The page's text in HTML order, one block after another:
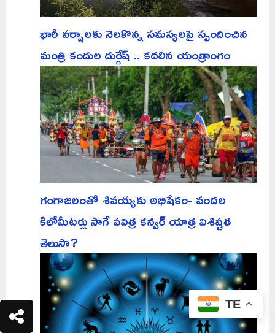
భారీ వర్షాలకు నెలకొన్న సమస్యలపై స్పందించిన
మంత్రి కందుల దుర్గేష్ .. కదలిన యంత్రాంగం
గంగాజలంతో శివయ్యకు అభిషేకం- వందల
కిలోమీటర్లు సాగే పవిత్ర కన్వర్ యాత్ర విశిష్టత
తెలుసా?
TE